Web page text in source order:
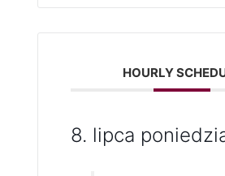
HOURLY
8. lipca